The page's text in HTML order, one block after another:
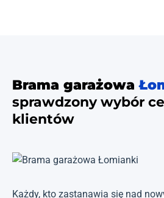
Brama garażowa
sprawdzony wybór
klientów
Każdy, kto zastanawia się nad